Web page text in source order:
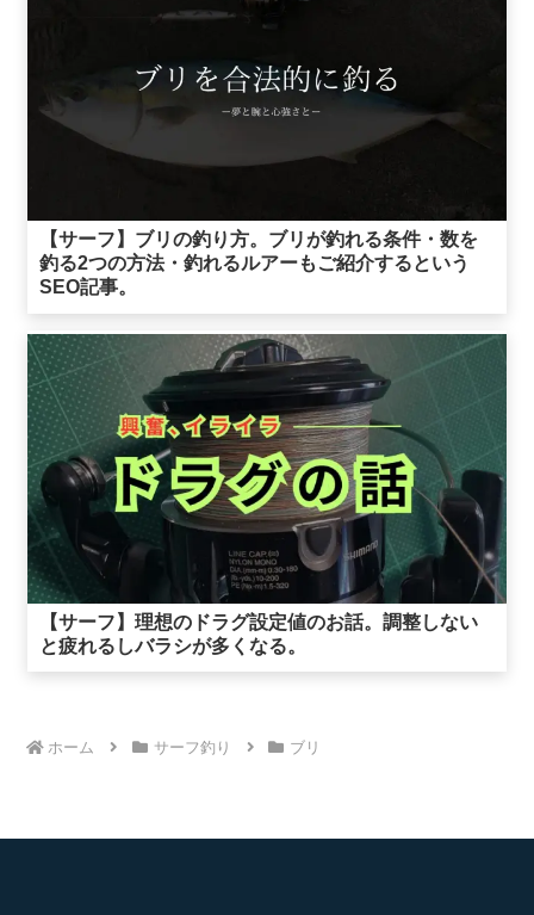
【サーフ】ブリの釣り方。ブリが釣れる条件・数を
釣る2つの方法・釣れるルアーもご紹介するという
SEO記事。
【サーフ】理想のドラグ設定値のお話。調整しない
と疲れるしバラシが多くなる。
ホーム サーフ釣り ブリ